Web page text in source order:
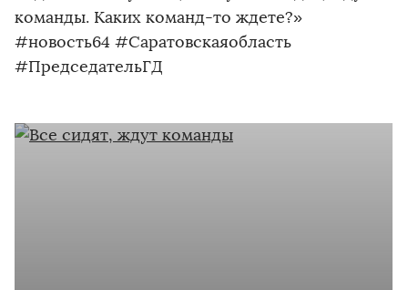
команды. Каких команд-то ждете?»
#новость64 #Саратовскаяобласть
#ПредседательГД